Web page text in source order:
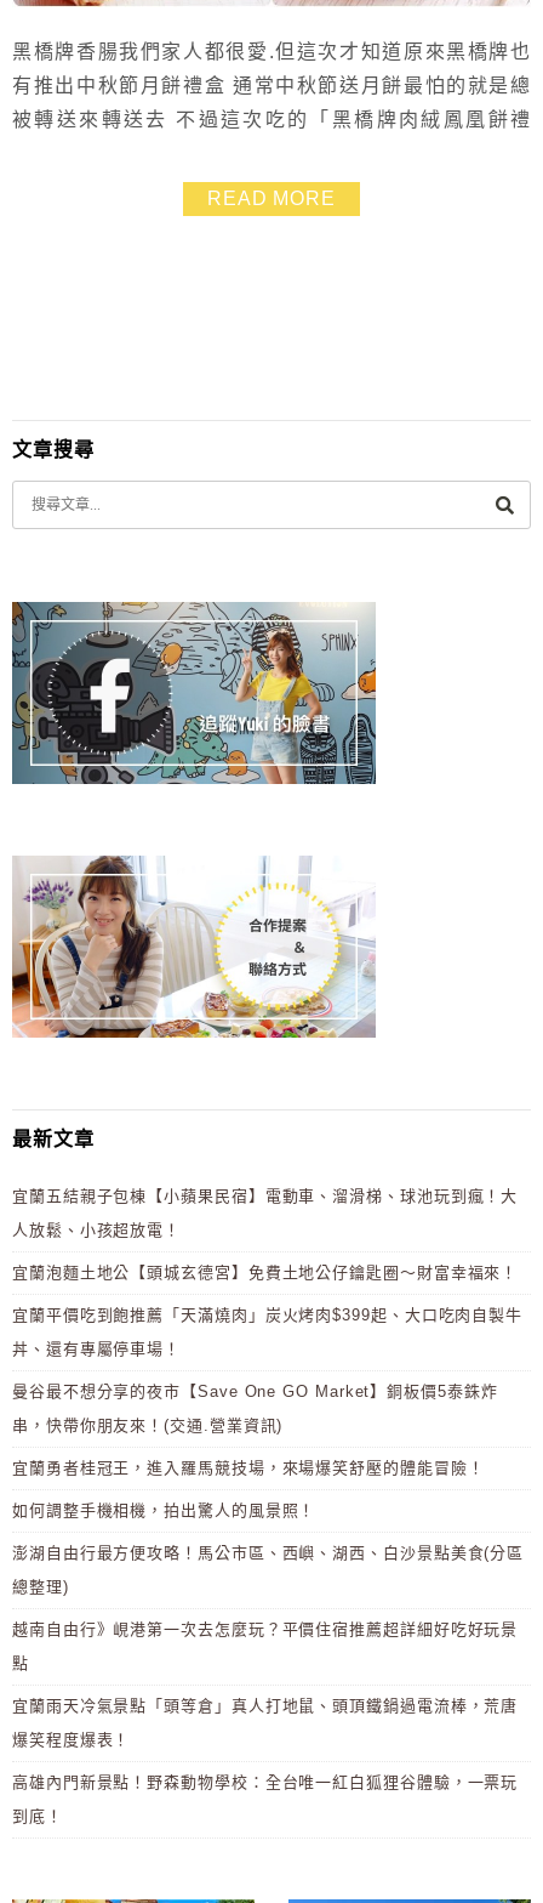
黑橋牌香腸我們家人都很愛.但這次才知道原來黑橋牌也
有推出中秋節月餅禮盒 通常中秋節送月餅最怕的就是總
被轉送來轉送去 不過這次吃的「黑橋牌肉絨鳳凰餅禮
個月餅不到幾天就全部吃光 實實在在的內容是廣式餅皮
與台式內餡的創意結合~好吃順口不甜膩 就連平常不愛吃
READ MORE
文章搜尋
最新文章
宜蘭五結親子包棟【小蘋果民宿】電動車、溜滑梯、球池玩到瘋！大
人放鬆、小孩超放電！
宜蘭泡麵土地公【頭城玄德宮】免費土地公仔鑰匙圈～財富幸福來！
宜蘭平價吃到飽推薦「天滿燒肉」炭火烤肉$399起、大口吃肉自製牛
丼、還有專屬停車場！
曼谷最不想分享的夜市【Save One GO Market】銅板價5泰銖炸
串，快帶你朋友來！(交通.營業資訊)
宜蘭勇者桂冠王，進入羅馬競技場，來場爆笑舒壓的體能冒險！
如何調整手機相機，拍出驚人的風景照！
澎湖自由行最方便攻略！馬公市區、西嶼、湖西、白沙景點美食(分區
總整理)
越南自由行》峴港第一次去怎麼玩？平價住宿推薦超詳細好吃好玩景
點
宜蘭雨天冷氣景點「頭等倉」真人打地鼠、頭頂鐵鍋過電流棒，荒唐
爆笑程度爆表！
高雄內門新景點！野森動物學校：全台唯一紅白狐狸谷體驗，一票玩
到底！